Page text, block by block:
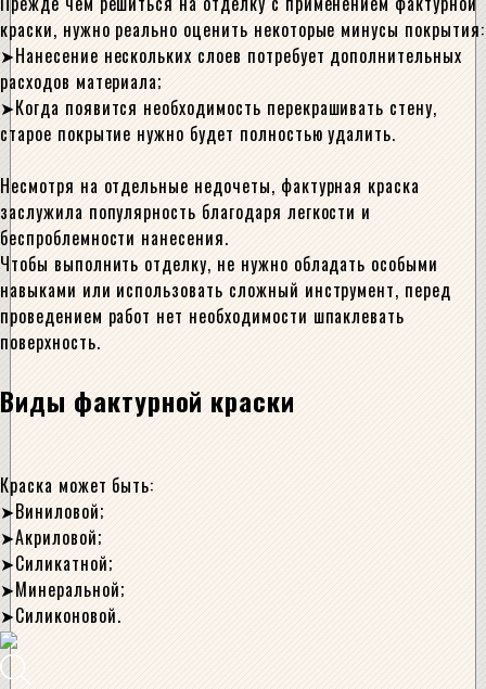
краски, нужно реально оценить некоторые минусы покрытия:
Нанесение нескольких слоев потребует дополнительных
расходов материала;
Когда появится необходимость перекрашивать стену,
старое покрытие нужно будет полностью удалить.
Несмотря на отдельные недочеты, фактурная краска
заслужила популярность благодаря легкости и
беспроблемности нанесения.
Чтобы выполнить отделку, не нужно обладать особыми
навыками или использовать сложный инструмент, перед
проведением работ нет необходимости шпаклевать
поверхность.
Виды фактурной краски
Краска может быть:
Виниловой;
Акриловой;
Силикатной;
Минеральной;
Силиконовой.